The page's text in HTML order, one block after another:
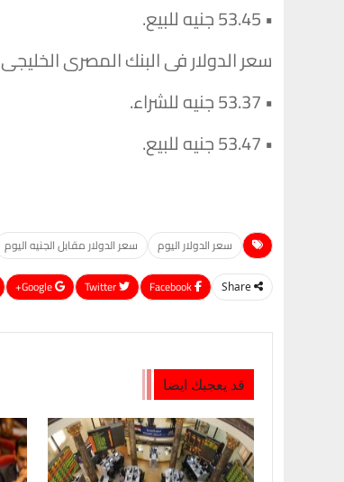
• 53.45 جنيه للبيع.
سعر الدولار فى البنك المصرى الخليجى
• 53.37 جنيه للشراء.
• 53.47 جنيه للبيع.
سعر الدولار اليوم سعر الدولار مقابل الجنيه اليوم
Share
Google+
قد يعجبك ايضا